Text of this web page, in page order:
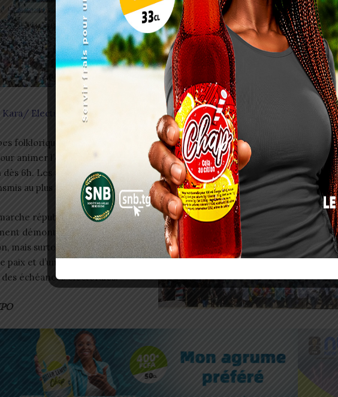
Kara/ Elections municipales : UNIR lance sa campagne en grande pompe
folkloriques, composés chacun d’au moins 50 personnes, sont également
animer l’événement. Pour faciliter les déplacements, des bus seront mis à
dès 6h. Les autorités exigent que les effectifs et les lieux de rassemblement
au plus tard le 3 juillet à midi.
républicaine, Unir veut
démontrer sa capacité de
mais surtout véhiculer un
paix et d’unité nationale à
des échéances électorales.